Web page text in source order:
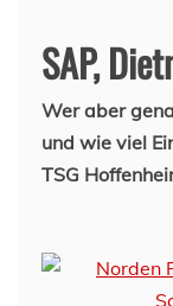
SAP,
Wer aber
und wie viel
TSG